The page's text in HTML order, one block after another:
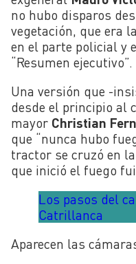
no hubo disparos
vegetación, que era
en el parte policial y
“Resumen ejecutivo”.
Una versión que -
desde el principio al
mayor Christian
que “nunca hubo
tractor se cruzó en
que inició el fuego fui
Los pasos del
Catrillanca
Aparecen las